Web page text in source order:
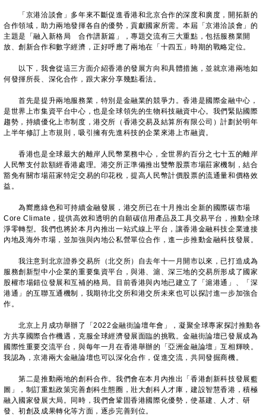
「京港洽談會」多年來不斷促進香港和北京合作的深度和廣度，開拓新的
合作領域，助力兩地發揮各自的優勢，貢獻國家所需。本屆「京港洽談會」的
主題是「融入新格局 合作譜新篇」，專題交流有三大重點，包括服務業開
放、創新合作和數字經濟，正好呼應了兩地在「十四五」時期的戰略定位。
以下，我會從這三方面介紹香港的發展方向和具體措施，並就京港兩地如
何發揮所長、深化合作，跟大家分享幾點看法。
首先是提升兩地服務業，特別是金融業的競爭力。香港是國際金融中心，
是世界上市集資平台中心，也是全球領先的生物科技融資中心。我們緊貼國際
趨勢，持續優化上市制度，港交所（香港交易及結算所有限公司）計劃於明年
上半年修訂上市規則，吸引擁有先進科技的企業來港上市融資。
香港也是全球最大的離岸人民幣業務中心，全世界約百分之七十五的離岸
人民幣支付款額經香港處理。港交所正準備推出雙幣股票市場莊家機制，結合
豁免有關市場莊家特定交易的印花稅，提高人民幣計價股票的流通量和價格效
益。
為嚮應綠色和可持續金融發展，港交所已在十月推出全新的國際碳市場
Core Climate，提供高效和透明的自願碳信用產品及工具交易平台，推動全球
淨零轉型。我們也將於本月內推出一站式線上平台，讓香港金融科技企業連接
內地及海外巿場，並加強與內地公私營單位合作，進一步推動金融科技發展。
我注意到北京證券交易所（北交所）自去年十一月開市以來，已打造成為
服務創新型中小企業的重要集資平台，與港、滬、深三地的交易所形成了國家
股權市場錯位發展和互補的格局。目前香港與內地已建立了「滬港通」、「深
港通」的互聯互通機制，我期待北交所和港交所未來也可以探討進一步加強合
作。
北京上月成功舉辦了「2022金融街論壇年會」，凝聚全球專家探討推動各
方共享國際合作機遇，克服全球經濟發展面臨的挑戰。金融街論壇已發展成為
國際性重要交流平台，與每年一月在香港舉辦的「亞洲金融論壇」互相輝映。
我認為，京港兩大金融論壇也可以深化合作，促進交流，共同發掘商機。
第二是推動兩地的創科合作。我們會在本月內推出「香港創新科技發展藍
圖」，制訂重點政策完善創科生態圈，壯大創科人才庫，建設智慧香港，積極
融入國家發展大局。同時，我們會鞏固香港國際化優勢，使基建、人才、研
發、初創及成果轉化等方面，逐步完善到位。